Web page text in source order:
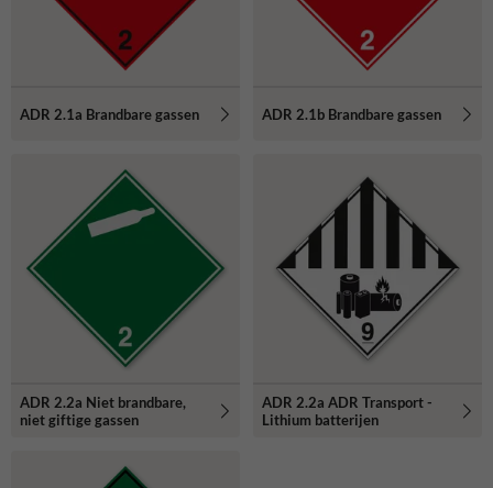
ADR 2.1a Brandbare gassen ADR 2.1b Brandbare gassen
ADR 2.2a Niet brandbare,
niet giftige gassen
ADR 2.2a ADR Transport -
Lithium batterijen